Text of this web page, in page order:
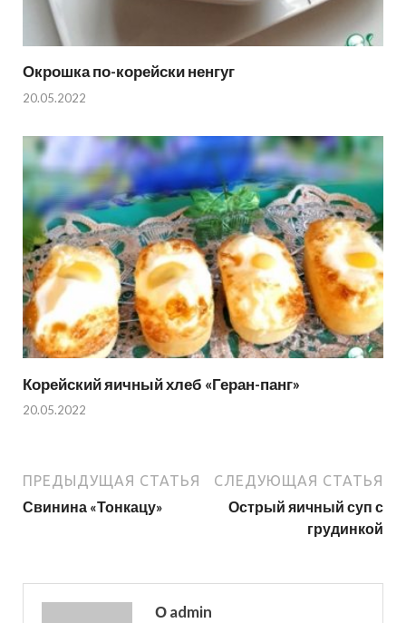
Окрошка по-корейски ненгуг
20.05.2022
Корейский яичный хлеб «Геран-панг»
20.05.2022
ПРЕДЫДУЩАЯ СТАТЬЯ
Свинина «Тонкацу»
СЛЕДУЮЩАЯ СТАТЬЯ
Острый яичный суп с
грудинкой
О admin